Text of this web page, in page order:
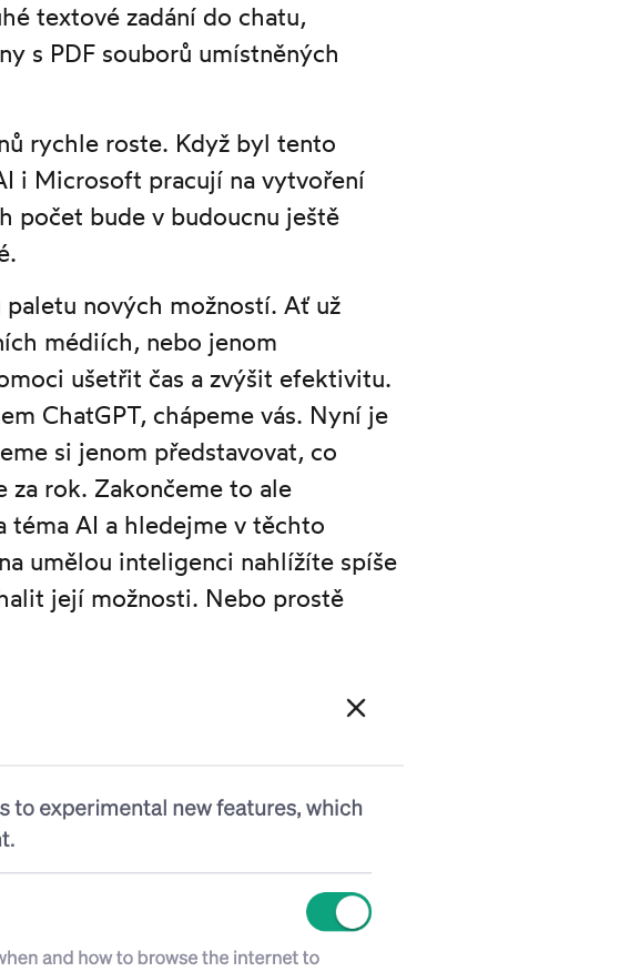
textové zadání do chatu,
s PDF souborů umístněných
rychle roste. Když byl tento
i Microsoft pracují na vytvoření
počet bude v budoucnu ještě
nových možností. Ať už
médiích, nebo jenom
ušetřit čas a zvýšit efektivitu.
ChatGPT, chápeme vás. Nyní je
si jenom představovat, co
za rok. Zakončeme to ale
téma AI a hledejme v těchto
umělou inteligenci nahlížíte spíše
její možnosti. Nebo prostě